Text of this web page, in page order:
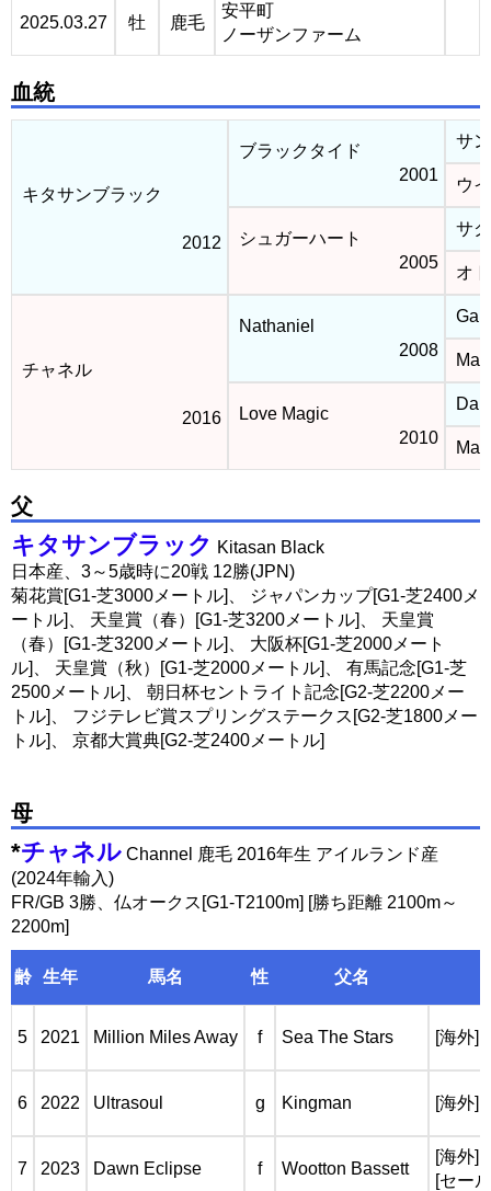
2025.03.27 牡 鹿毛
安平町
ノーザンファーム
血統
キタサンブラック
2012
ブラックタイド
2001
サ
ウ
シュガーハート
2005
サ
オ
チャネル
2016
Nathaniel
2008
Love Magic
2010
父
キタサンブラック Kitasan Black
日本産、3～5歳時に20戦 12勝(JPN)
菊花賞[G1-芝3000メートル]、 ジャパンカップ[G1-芝2400メ
ートル]、 天皇賞（春）[G1-芝3200メートル]、 天皇賞
（春）[G1-芝3200メートル]、 大阪杯[G1-芝2000メート
ル]、 天皇賞（秋）[G1-芝2000メートル]、 有馬記念[G1-芝
2500メートル]、 朝日杯セントライト記念[G2-芝2200メー
トル]、 フジテレビ賞スプリングステークス[G2-芝1800メー
トル]、 京都大賞典[G2-芝2400メートル]
母
*チャネル Channel 鹿毛 2016年生 アイルランド産
(2024年輸入)
FR/GB 3勝、仏オークス[G1-T2100m] [勝ち距離 2100m～
2200m]
齢 生年 馬名 性 父名
5 2021 Million Miles Away f Sea The Stars [海外]
6 2022 Ultrasoul g Kingman [海外]
7 2023 Dawn Eclipse f Wootton Bassett
[海外]
[セー